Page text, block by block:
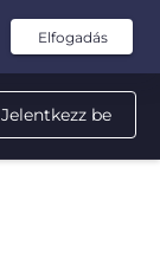
Jelentkezz be